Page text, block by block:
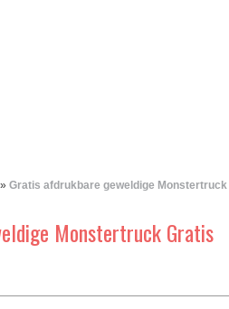
» Gratis afdrukbare geweldige Monstertruck
Monstertruck Gratis